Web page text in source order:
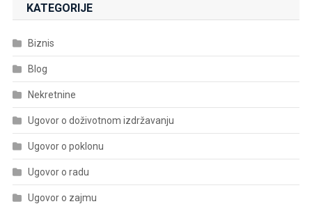
KATEGORIJE
Biznis
Blog
Nekretnine
Ugovor o doživotnom izdržavanju
Ugovor o poklonu
Ugovor o radu
Ugovor o zajmu